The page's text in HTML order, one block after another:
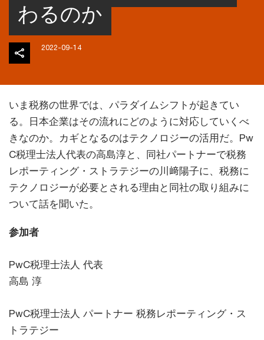
わるのか
2022-09-14
いま税務の世界では、パラダイムシフトが起きてい
る。日本企業はその流れにどのように対応していくべ
きなのか。カギとなるのはテクノロジーの活用だ。Pw
C税理士法人代表の高島淳と、同社パートナーで税務
レポーティング・ストラテジーの川﨑陽子に、税務に
テクノロジーが必要とされる理由と同社の取り組みに
ついて話を聞いた。
参加者
PwC税理士法人 代表
高島 淳
PwC税理士法人 パートナー 税務レポーティング・ス
トラテジー